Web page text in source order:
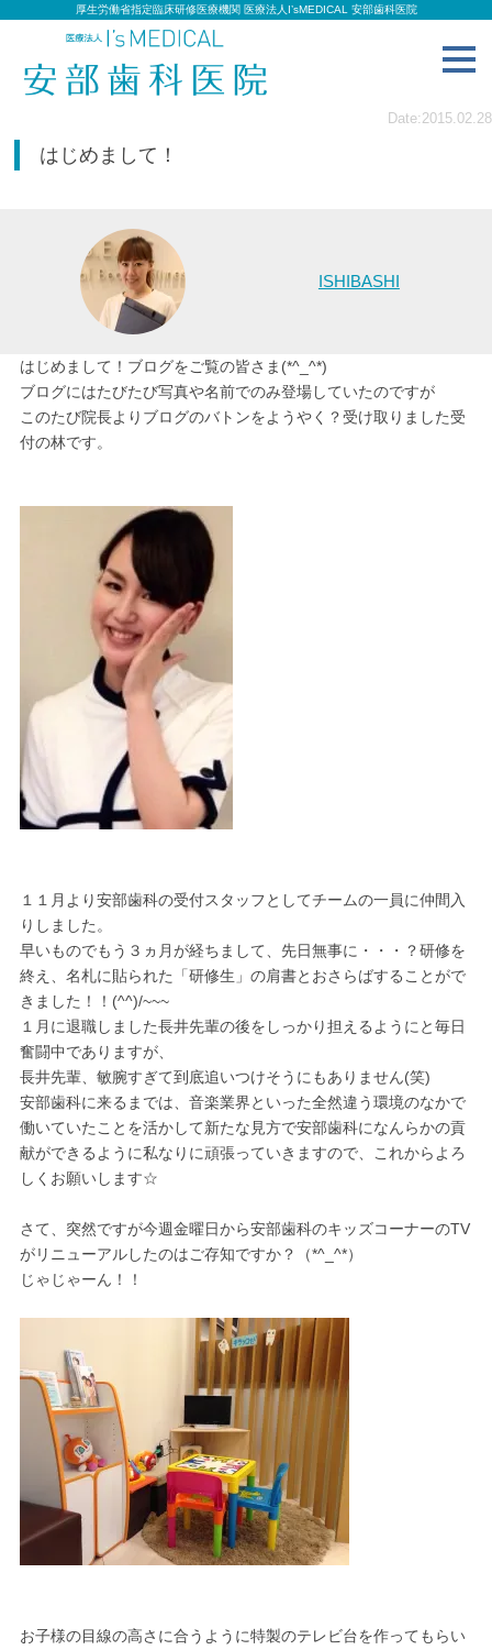
厚生労働省指定臨床研修医療機関 医療法人I’sMEDICAL 安部歯科医院
Date:2015.02.28
はじめまして！
ISHIBASHI
はじめまして！ブログをご覧の皆さま(*^_^*)
ブログにはたびたび写真や名前でのみ登場していたのですが
このたび院長よりブログのバトンをようやく？受け取りました受
付の林です。
１１月より安部歯科の受付スタッフとしてチームの一員に仲間入
りしました。
早いものでもう３ヵ月が経ちまして、先日無事に・・・？研修を
終え、名札に貼られた「研修生」の肩書とおさらばすることがで
きました！！(^^)/~~~
１月に退職しました長井先輩の後をしっかり担えるようにと毎日
奮闘中でありますが、
長井先輩、敏腕すぎて到底追いつけそうにもありません(笑)
安部歯科に来るまでは、音楽業界といった全然違う環境のなかで
働いていたことを活かして新たな見方で安部歯科になんらかの貢
献ができるように私なりに頑張っていきますので、これからよろ
しくお願いします☆
さて、突然ですが今週金曜日から安部歯科のキッズコーナーのTV
がリニューアルしたのはご存知ですか？（*^_^*）
じゃじゃーん！！
お子様の目線の高さに合うように特製のテレビ台を作ってもらい